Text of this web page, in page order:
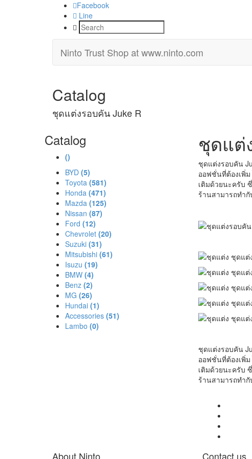
Facebook
Line
Ninto Trust Shopat www.ninto.com
Catalog
ชุดแต่งรอบคัน Juke R
ชุดแต่
ชุดแต่งรอบคัน
ออฟชั่นที่ต้องเพิ่
เติมด้วยนะครับ
ร้านสามารถทำกั
ชุดแต่งรอบคัน
ออฟชั่นที่ต้องเพิ่
เติมด้วยนะครับ
ร้านสามารถทำกั
Catalog
()
BYD (5)
Toyota (581)
Honda (471)
Mazda (125)
Nissan (87)
Ford (12)
Chevrolet (20)
Suzuki (31)
Mitsubishi (61)
Isuzu (19)
BMW (4)
Benz (2)
MG (26)
Hundai (1)
Accessories (51)
Lambo (0)
About Ninto Contact us